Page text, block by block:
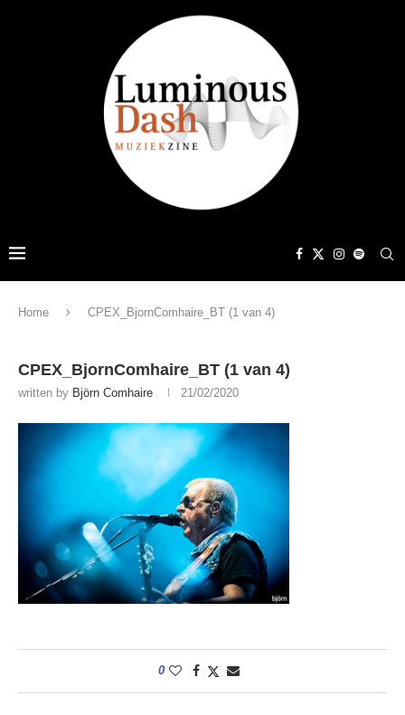
Home CPEX_BjornComhaire_BT (1 van 4)
CPEX_BjornComhaire_BT (1 van 4)
written by Björn Comhaire 21/02/2020
0